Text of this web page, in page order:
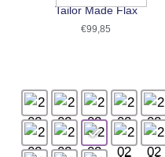
Tailor Made Flax
€99,85